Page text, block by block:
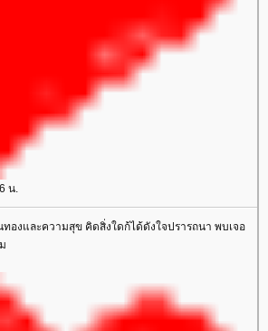
น.
ทองและความสุข คิดสิ่งใดก้ได้ดังใจปรารถนา พบเจอ